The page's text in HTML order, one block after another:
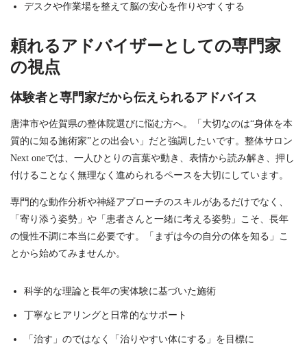
デスクや作業場を整えて脳の安心を作りやすくする
頼れるアドバイザーとしての専門家
の視点
体験者と専門家だから伝えられるアドバイス
唐津市や佐賀県の整体院選びに悩む方へ。「大切なのは“身体を本
質的に知る施術家”との出会い」だと強調したいです。整体サロン
Next oneでは、一人ひとりの言葉や動き、表情から読み解き、押し
付けることなく無理なく進められるペースを大切にしています。
専門的な動作分析や神経アプローチのスキルがあるだけでなく、
「寄り添う姿勢」や「患者さんと一緒に考える姿勢」こそ、長年
の慢性不調に本当に必要です。「まずは今の自分の体を知る」こ
とから始めてみませんか。
科学的な理論と長年の実体験に基づいた施術
丁寧なヒアリングと日常的なサポート
「治す」のではなく「治りやすい体にする」を目標に